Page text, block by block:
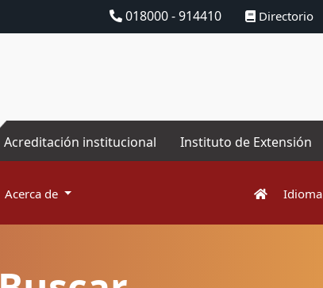
018000 - 914410 Directorio
Acreditación institucional Instituto de Extensión
Acerca de Idioma